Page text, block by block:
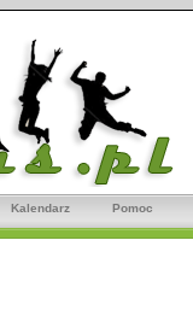
Kalendarz Pomoc